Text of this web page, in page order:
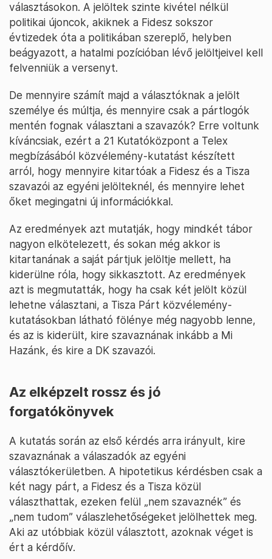
választásokon. A jelöltek szinte kivétel nélkül
politikai újoncok, akiknek a Fidesz sokszor
évtizedek óta a politikában szereplő, helyben
beágyazott, a hatalmi pozícióban lévő jelöltjeivel kell
felvenniük a versenyt.
De mennyire számít majd a választóknak a jelölt
személye és múltja, és mennyire csak a pártlogók
mentén fognak választani a szavazók? Erre voltunk
kíváncsiak, ezért a 21 Kutatóközpont a Telex
megbízásából közvélemény-kutatást készített
arról, hogy mennyire kitartóak a Fidesz és a Tisza
szavazói az egyéni jelölteknél, és mennyire lehet
őket megingatni új információkkal.
Az eredmények azt mutatják, hogy mindkét tábor
nagyon elkötelezett, és sokan még akkor is
kitartanának a saját pártjuk jelöltje mellett, ha
kiderülne róla, hogy sikkasztott. Az eredmények
azt is megmutatták, hogy ha csak két jelölt közül
lehetne választani, a Tisza Párt közvélemény-
kutatásokban látható fölénye még nagyobb lenne,
és az is kiderült, kire szavaznának inkább a Mi
Hazánk, és kire a DK szavazói.
Az elképzelt rossz és jó
forgatókönyvek
A kutatás során az első kérdés arra irányult, kire
szavaznának a válaszadók az egyéni
választókerületben. A hipotetikus kérdésben csak a
két nagy párt, a Fidesz és a Tisza közül
választhattak, ezeken felül „nem szavaznék” és
„nem tudom” válaszlehetőségeket jelölhettek meg.
Aki az utóbbiak közül választott, azoknak véget is
ért a kérdőív.